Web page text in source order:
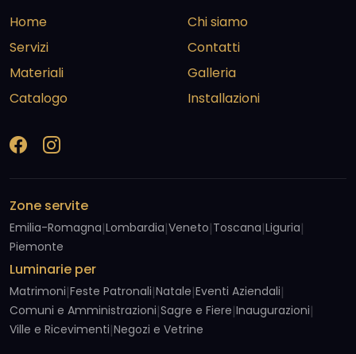
Home
Servizi
Materiali
Catalogo
Chi siamo
Contatti
Galleria
Installazioni
Zone servite
Emilia-Romagna|Lombardia|Veneto|Toscana|Liguria|
Piemonte
Luminarie per
Matrimoni|Feste Patronali|Natale|Eventi Aziendali|
Comuni e Amministrazioni|Sagre e Fiere|Inaugurazioni|
Ville e Ricevimenti|Negozi e Vetrine